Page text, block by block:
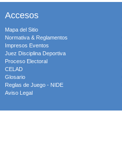
Accesos
Mapa del Sitio
Normativa & Reglamentos
Impresos Eventos
Juez Disciplina Deportiva
Proceso Electoral
CELAD
Glosario
Reglas de Juego - NIDE
Aviso Legal